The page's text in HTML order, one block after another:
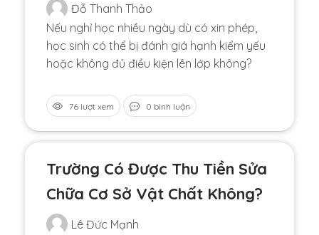
Đỗ Thanh Thảo
Nếu nghỉ học nhiều ngày dù có xin phép,
học sinh có thể bị đánh giá hạnh kiểm yếu
hoặc không đủ điều kiện lên lớp không?
76 lượt xem 0 bình luận
Trường Có Được Thu Tiền Sửa
Chữa Cơ Sở Vật Chất Không?
Lê Đức Mạnh